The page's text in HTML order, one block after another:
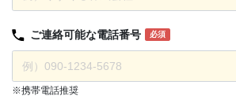
ご連絡可能な電話番号 必須
※携帯電話推奨